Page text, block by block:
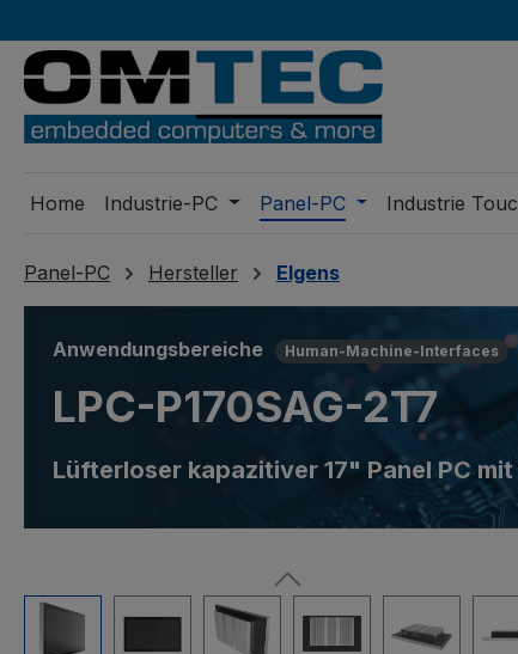
Home Industrie-PC Panel-PC Industrie
Panel-PC Hersteller Elgens
Anwendungsbereiche Human-Machine-Interfaces
LPC-P170SAG-2T7
Lüfterloser kapazitiver 17" Panel PC
Bildergalerie überspringen